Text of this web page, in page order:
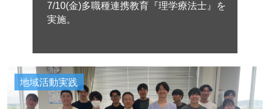
7/10(金)多職種連携教育『理学療法士』を
実施。
地域活動実践